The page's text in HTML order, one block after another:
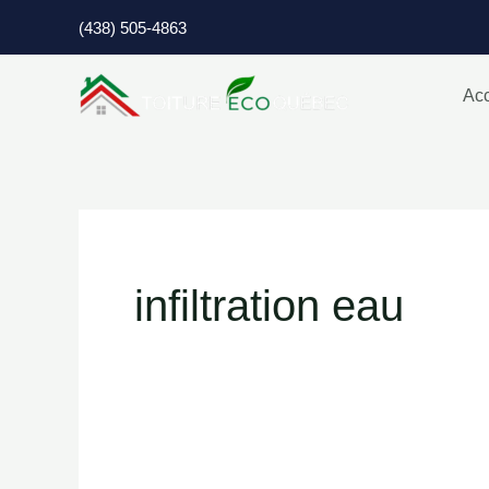
au
(438) 505-4863
infiltration eau